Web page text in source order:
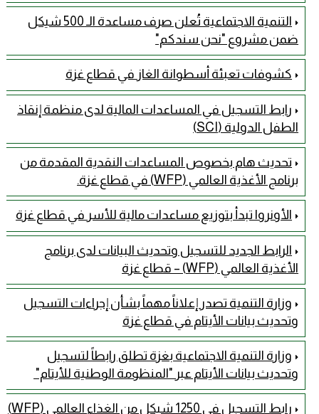
التنمية الاجتماعية تُعلن صرف مساعدة الـ 500 شيكل
ضمن مشروع "نحن سندكم"
كشوفات تعبئة أسطوانة الغاز في قطاع غزة
رابط التسجيل في المساعدات المالية لدى منظمة إنقاذ
الطفل الدولية (SCI)
تحديث هام بخصوص المساعدات النقدية المقدمة من
برنامج الأغذية العالمي (WFP) في قطاع غزة.
الأونروا تبدأ بتوزيع مساعدات مالية للأسر في قطاع غزة
الرابط الجديد للتسجيل وتحديث البيانات لدى برنامج
الأغذية العالمي (WFP) – قطاع غزة
وزارة التنمية تصدر إعلاناً مهماً بشأن إجراءات التسجيل
وتحديث بيانات الأيتام في قطاع غزة
وزارة التنمية الاجتماعية بغزة تطلق رابطاً لتسجيل
وتحديث بيانات الأيتام عبر "المنظومة الوطنية للأيتام" ​
رابط التسجيل في 1250 شيكل من الغذاء العالمي (WFP)